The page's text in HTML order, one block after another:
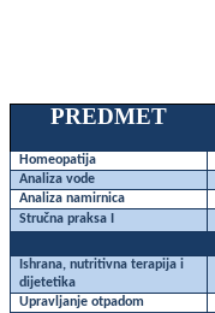
PREDMET
Homeopatija
Analiza vode
Analiza namirnica
Stručna praksa I
Ishrana, nutritivna terapija i
dijetetika
Upravljanje otpadom